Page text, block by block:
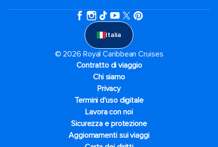
Italia
© 2026 Royal Caribbean Cruises
Contratto di viaggio
Chi siamo
Privacy
Termini d'uso digitale
Lavora con noi
Sicurezza e protezione
Aggiornamenti sui viaggi